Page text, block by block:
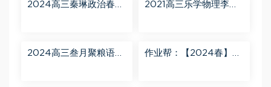
2024高三秦琳政治春季
2021高三乐学物理李玮
2024高三叁月聚粮语文
作业帮：【2024春】高